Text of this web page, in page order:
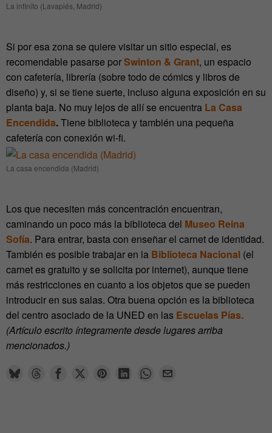
La infinito (Lavapiés, Madrid)
Si por esa zona se quiere visitar un sitio especial, es
recomendable pasarse porSwinton & Grant, un espacio
con cafetería, librería (sobre todo de cómics y libros de
diseño) y, si se tiene suerte, incluso alguna exposición en su
planta baja. No muy lejos de allí se encuentra La Casa
Encendida.Tiene biblioteca y también una pequeña
cafetería con conexión wi-fi.
La casa encendida (Madrid)
Los que necesiten más concentración encuentran,
caminando un poco más la biblioteca del Museo Reina
Sofía. Para entrar, basta con enseñar el carnet de identidad.
También es posible trabajar en la Biblioteca Nacional (el
carnet es gratuito y se solicita por internet), aunque tiene
más restricciones en cuanto a los objetos que se pueden
introducir en sus salas. Otra buena opción es la biblioteca
del centro asociado de la UNED en las Escuelas Pías.
(Artículo escrito íntegramente desde lugares arriba
mencionados.)